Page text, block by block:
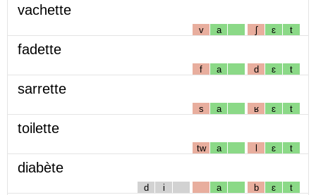
vachette
v a ʃ ɛ t
fadette
f a d ɛ t
sarrette
s a ʁ ɛ t
toilette
tw a l ɛ t
diabète
d i a b ɛ t